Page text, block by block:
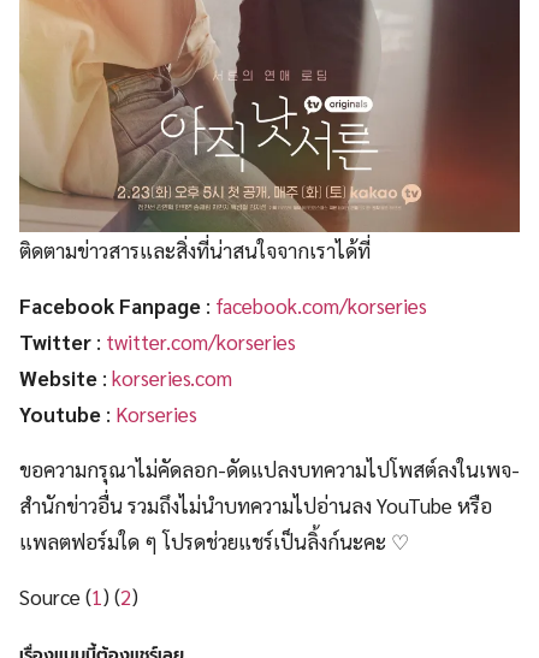
ติดตามข่าวสารและสิ่งที่น่าสนใจจากเราได้ที่
Facebook Fanpage : facebook.com/korseries
Twitter : twitter.com/korseries
Website : korseries.com
Youtube : Korseries
ขอความกรุณาไม่คัดลอก-ดัดแปลงบทความไปโพสต์ลงในเพจ-
สำนักข่าวอื่น รวมถึงไม่นำบทความไปอ่านลง YouTube หรือ
แพลตฟอร์มใด ๆ โปรดช่วยแชร์เป็นลิ้งก์นะคะ ♡
Source (1) (2)